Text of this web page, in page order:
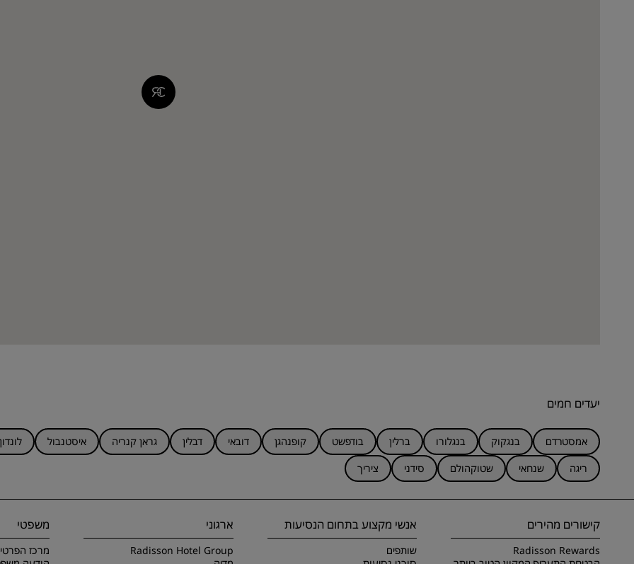
יעדים חמים
אמסטרדם בנגקוק בנגלורו ברלין בודפשט קופנהגן דובאי דבלין גראן קנריה איסטנבול לונדון
ריגה
שנחאי שטוקהולם סידני ציריך
קישורים מהירים
Radisson Rewards
אנשי מקצוע בתחום הנסיעות
שותפים
ארגוני
Radisson Hotel Group
משפטי
מרכז